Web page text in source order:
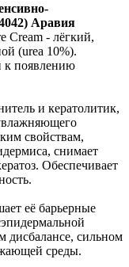
Аравия
Cream - лёгкий,
(urea 10%).
к появлению
и кератолитик,
свойствам,
снимает
Обеспечивает
её барьерные
дисбалансе, сильном
среды.